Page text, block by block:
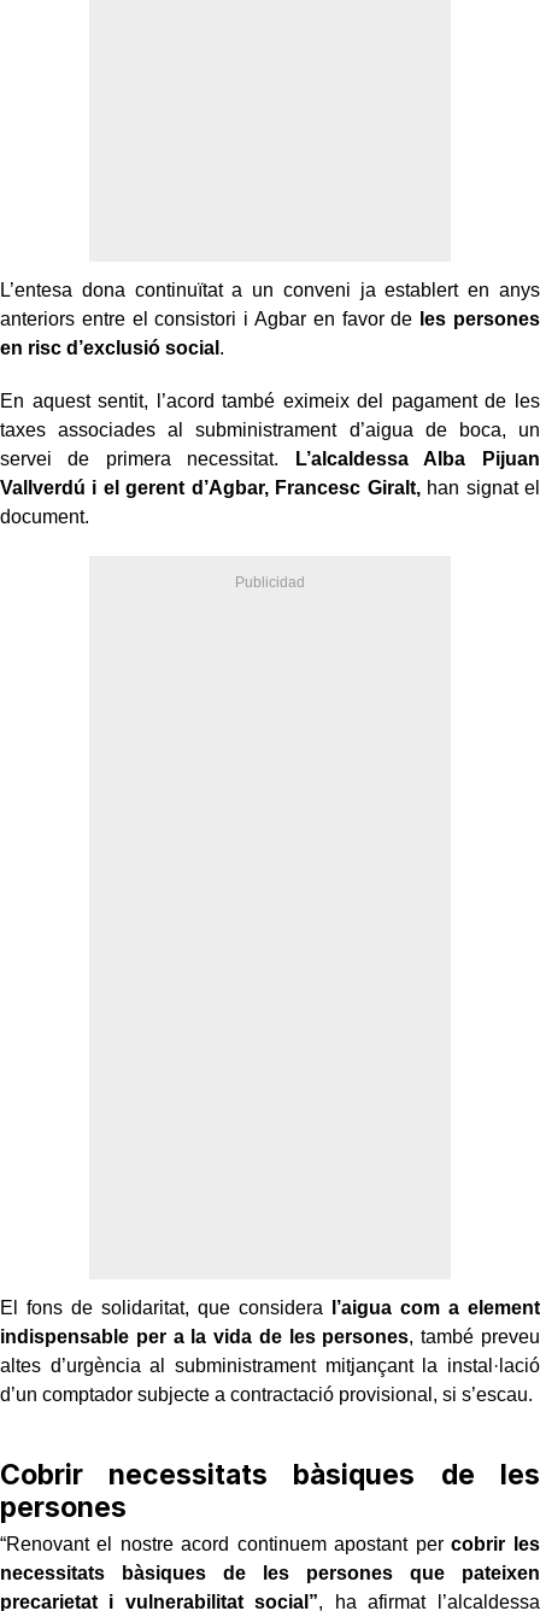
L’entesa dona continuïtat a un conveni ja establert en anys
anteriors entre el consistori i Agbar en favor de les persones
en risc d’exclusió social .
En aquest sentit, l’acord també eximeix del pagament de les
taxes associades al subministrament d’aigua de boca, un
servei de primera necessitat.
L’alcaldessa Alba Pijuan
Vallverdú i el gerent d’Agbar, Francesc Giralt,han signat el
document.
El fons de solidaritat, que considera
l’aigua com a element
indispensable per a la vida de les persones, també preveu
altes d’urgència al subministrament mitjançant la instal·lació
d’un comptador subjecte a contractació provisional, si s’escau.
Cobrir necessitats bàsiques de les
persones
“Renovant el nostre acord continuem apostant percobrir les
necessitats bàsiques de les persones que pateixen
precarietat i vulnerabilitat social”, ha afirmat l’alcaldessa